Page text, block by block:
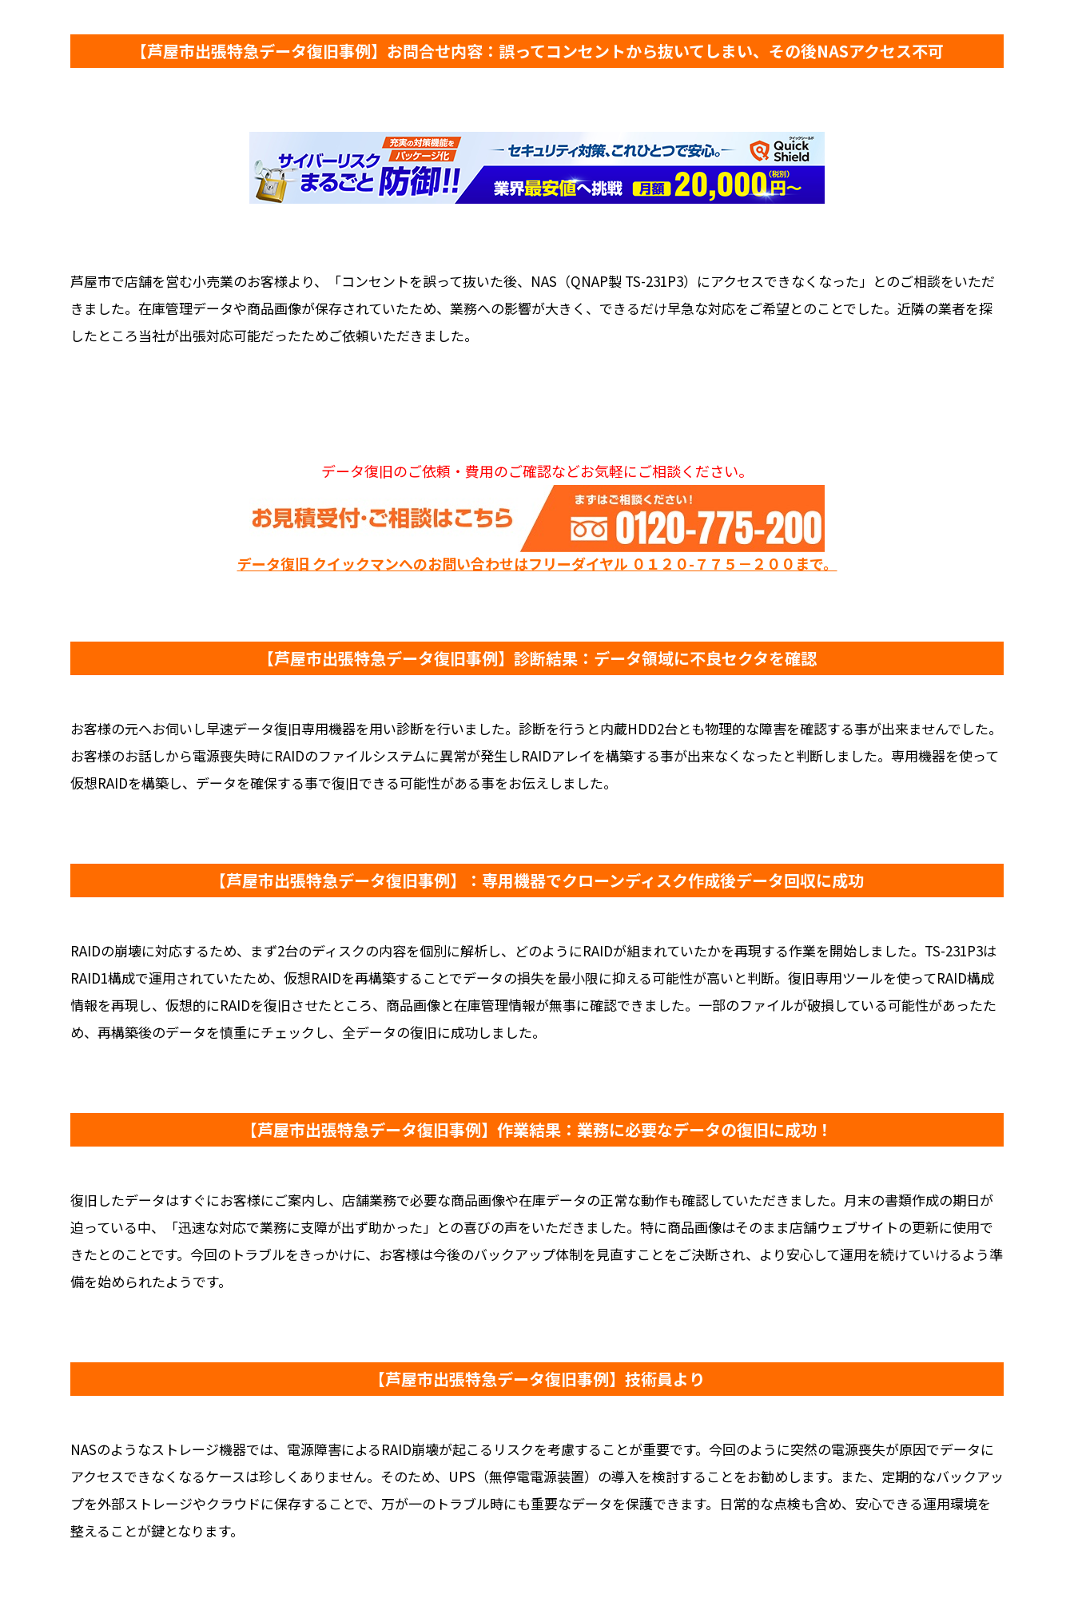
【芦屋市出張特急データ復旧事例】お問合せ内容：誤ってコンセントから抜いてしまい、その後NASアクセス不可
芦屋市で店舗を営む小売業のお客様より、「コンセントを誤って抜いた後、NAS（QNAP製 TS-231P3）にアクセスできなくなった」とのご相談をいただ
きました。在庫管理データや商品画像が保存されていたため、業務への影響が大きく、できるだけ早急な対応をご希望とのことでした。近隣の業者を探
したところ当社が出張対応可能だったためご依頼いただきました。
データ復旧のご依頼・費用のご確認などお気軽にご相談ください。
データ復旧 クイックマンへのお問い合わせはフリーダイヤル ０１２０-７７５－２００まで。
【芦屋市出張特急データ復旧事例】診断結果：データ領域に不良セクタを確認
お客様の元へお伺いし早速データ復旧専用機器を用い診断を行いました。診断を行うと内蔵HDD2台とも物理的な障害を確認する事が出来ませんでした。
お客様のお話しから電源喪失時にRAIDのファイルシステムに異常が発生しRAIDアレイを構築する事が出来なくなったと判断しました。専用機器を使って
仮想RAIDを構築し、データを確保する事で復旧できる可能性がある事をお伝えしました。
【芦屋市出張特急データ復旧事例】：専用機器でクローンディスク作成後データ回収に成功
RAIDの崩壊に対応するため、まず2台のディスクの内容を個別に解析し、どのようにRAIDが組まれていたかを再現する作業を開始しました。TS-231P3は
RAID1構成で運用されていたため、仮想RAIDを再構築することでデータの損失を最小限に抑える可能性が高いと判断。復旧専用ツールを使ってRAID構成
情報を再現し、仮想的にRAIDを復旧させたところ、商品画像と在庫管理情報が無事に確認できました。一部のファイルが破損している可能性があったた
め、再構築後のデータを慎重にチェックし、全データの復旧に成功しました。
【芦屋市出張特急データ復旧事例】作業結果：業務に必要なデータの復旧に成功！
復旧したデータはすぐにお客様にご案内し、店舗業務で必要な商品画像や在庫データの正常な動作も確認していただきました。月末の書類作成の期日が
迫っている中、「迅速な対応で業務に支障が出ず助かった」との喜びの声をいただきました。特に商品画像はそのまま店舗ウェブサイトの更新に使用で
きたとのことです。今回のトラブルをきっかけに、お客様は今後のバックアップ体制を見直すことをご決断され、より安心して運用を続けていけるよう準
備を始められたようです。
【芦屋市出張特急データ復旧事例】技術員より
NASのようなストレージ機器では、電源障害によるRAID崩壊が起こるリスクを考慮することが重要です。今回のように突然の電源喪失が原因でデータに
アクセスできなくなるケースは珍しくありません。そのため、UPS（無停電電源装置）の導入を検討することをお勧めします。また、定期的なバックアッ
プを外部ストレージやクラウドに保存することで、万が一のトラブル時にも重要なデータを保護できます。日常的な点検も含め、安心できる運用環境を
整えることが鍵となります。